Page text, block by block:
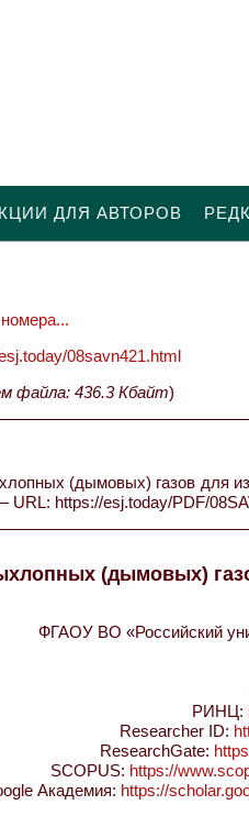
ДЛЯ АВТОРОВ
08savn421.html
файла: 436.3 Кбайт)
(дымовых) газов для
https://esj.today/PDF/
(дымовых)
ФГАОУ ВО «Российский
РИНЦ:
Researcher ID:
ResearchGate:
SCOPUS: https://
Академия: https://